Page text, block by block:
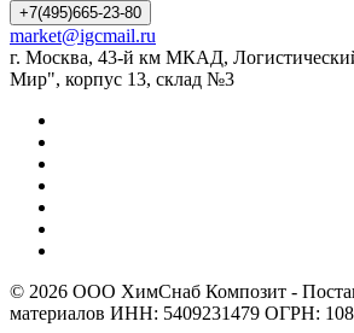
+7(495)665-23-80
market@igcmail.ru
г. Москва, 43-й км МКАД,
Мир", корпус 13, склад №3
© 2026 ООО ХимСнаб Композит -
материалов ИНН: 5409231479 ОГРН: